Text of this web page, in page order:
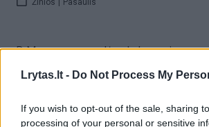
Lrytas.lt - Do Not Process My
If you wish to opt-out of the sale, sharing
processing of your personal or sensitive
Žinios Pasaulis
P. Magyaro pergalė sukels ne vieną